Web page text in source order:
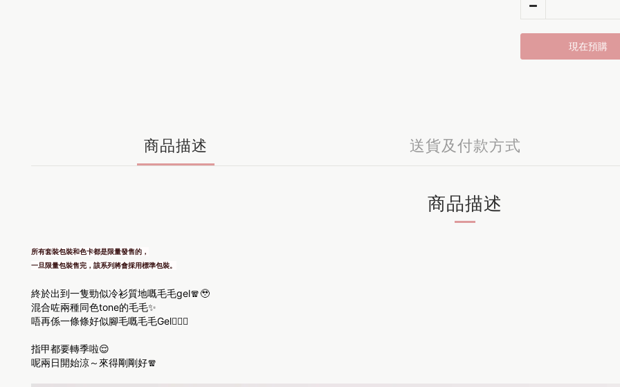
現在預購
商品描述 送貨及付款方式
商品描述
所有套裝包裝和色卡都是限量發售的，
一旦限量包裝售完，該系列將會採用標準包裝。
終於出到一隻勁似冷衫質地嘅毛毛gel🧣🥹
混合咗兩種同色tone的毛毛✨
唔再係一條條好似腳毛嘅毛毛Gel🙅🏼‍♀️
指甲都要轉季啦😌
呢兩日開始涼～來得剛剛好🧣